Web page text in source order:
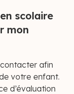
scolaire
mon
afin
votre enfant.
d’évaluation